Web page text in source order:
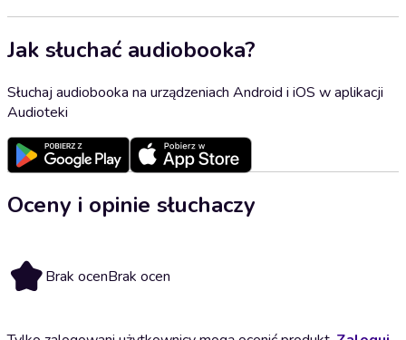
Jak słuchać audiobooka?
Słuchaj audiobooka na urządzeniach Android i iOS w aplikacji
Audioteki
Oceny i opinie słuchaczy
Brak ocenBrak ocen